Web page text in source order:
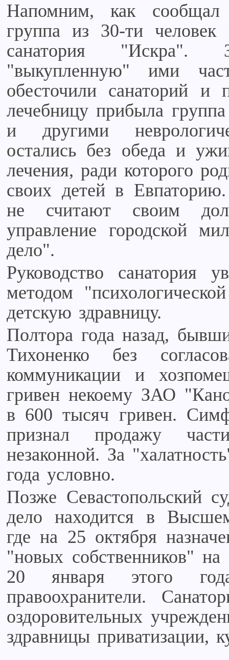
Напомним, как
группа из 30-ти
санатория "Искра".
"выкупленную" ими
обесточили санаторий
лечебницу прибыла
и другими
остались без обеда и
лечения, ради которого
своих детей в
не считают своим
управление городской
дело".
Руководство санатория
методом
детскую здравницу.
Полтора года назад,
Тихоненко без
коммуникации и
гривен некоему ЗАО
в 600 тысяч гривен.
признал продажу
незаконной. За
года условно.
Позже Севастопольский
дело находится в
где на 25 октября
"новых собственников"
20 января этого
правоохранители.
оздоровительных
здравницы приватизации,